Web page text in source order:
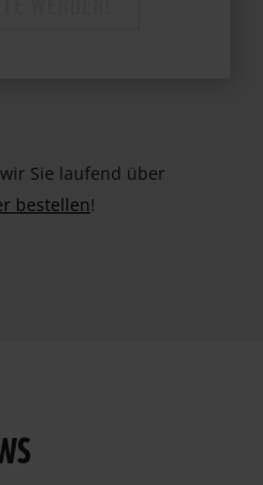
Sie laufend über
bestellen!